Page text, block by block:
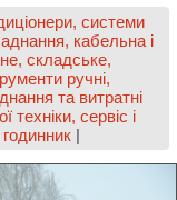
системи
кабельна і
складське,
ручні,
та витратні
сервіс і
|